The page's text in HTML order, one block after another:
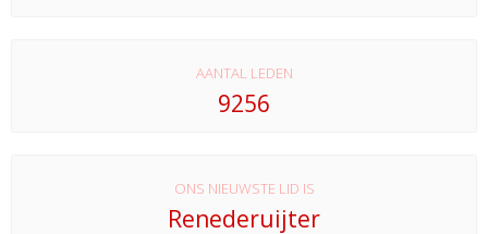
AANTAL LEDEN
9256
ONS NIEUWSTE LID IS
Renederuijter